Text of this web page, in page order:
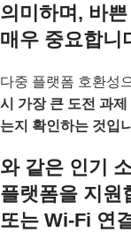
의미하며, 바
매우 중요합니
다중 플랫폼 호환성
시 가장 큰 도전 과
는지 확인하는 것입
와 같은 인기
플랫폼을 지원
또는 Wi-Fi 연